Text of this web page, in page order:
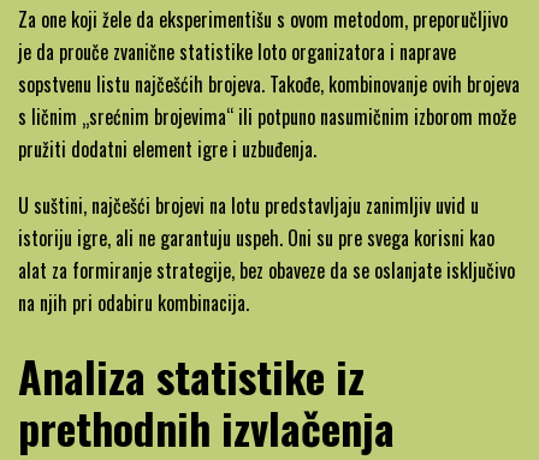
sistemi
Za one koji žele da eksperimentišu s ovom metodom, preporučljivo
je da prouče zvanične statistike loto organizatora i naprave
sopstvenu listu najčešćih brojeva. Takođe, kombinovanje ovih brojeva
s ličnim „srećnim brojevima“ ili potpuno nasumičnim izborom može
pružiti dodatni element igre i uzbuđenja.
U suštini, najčešći brojevi na lotu predstavljaju zanimljiv uvid u
istoriju igre, ali ne garantuju uspeh. Oni su pre svega korisni kao
alat za formiranje strategije, bez obaveze da se oslanjate isključivo
na njih pri odabiru kombinacija.
Analiza statistike iz
prethodnih izvlačenja